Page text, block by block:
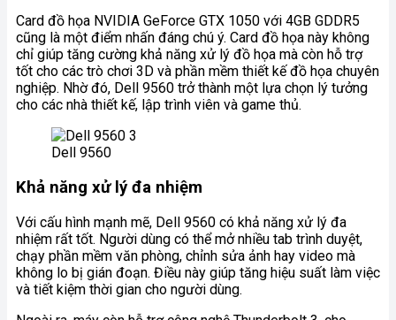
Card đồ họa NVIDIA GeForce GTX 1050 với 4GB GDDR5
cũng là một điểm nhấn đáng chú ý. Card đồ họa này không
chỉ giúp tăng cường khả năng xử lý đồ họa mà còn hỗ trợ
tốt cho các trò chơi 3D và phần mềm thiết kế đồ họa chuyên
nghiệp. Nhờ đó, Dell 9560 trở thành một lựa chọn lý tưởng
cho các nhà thiết kế, lập trình viên và game thủ.
Dell 9560
Khả năng xử lý đa nhiệm
Với cấu hình mạnh mẽ, Dell 9560 có khả năng xử lý đa
nhiệm rất tốt. Người dùng có thể mở nhiều tab trình duyệt,
chạy phần mềm văn phòng, chỉnh sửa ảnh hay video mà
không lo bị gián đoạn. Điều này giúp tăng hiệu suất làm việc
và tiết kiệm thời gian cho người dùng.